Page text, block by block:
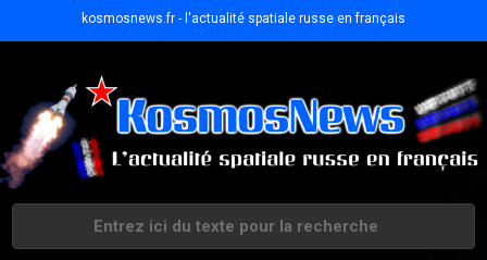
kosmosnews.fr - l'actualité spatiale russe en français